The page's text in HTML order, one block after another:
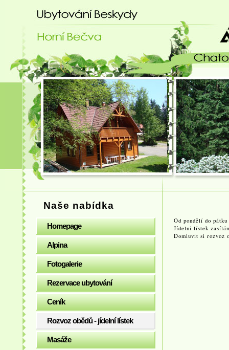
Ubytování Beskydy - chatový
Naše nabídka
Homepage
Alpina
Fotogalerie
Rezervace ubytování
Ceník
Rozvoz obědů - jídelní lístek
Masáže
Od pondělí do
Jídelní lístek
Domluvit si rozvoz